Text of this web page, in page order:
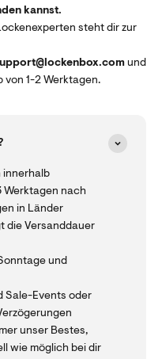
kannst.
steht dir zur
und
1-2 Werktagen.
innerhalb
Werktagen nach
in Länder
die Versanddauer
und
Sale-Events oder
unser Bestes,
wie möglich bei dir